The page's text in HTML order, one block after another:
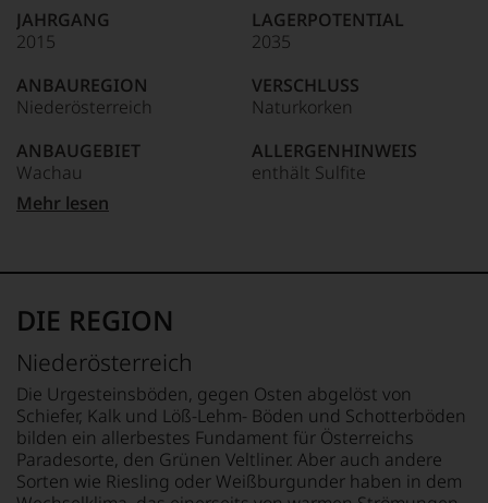
Unter 85 Punkte:
kaum
ein
Das
dokumentieren
auch
und
gerade
mit
Medaillen
Weinjournalisten
Fachpublikationen
unseren
Aussendungen
oder
in
unserem
JAHRGANG
2015
ANBAUREGION
Niederösterreich
ANBAUGEBIET
Wachau
APPELLATION
QUALITÄTSSTUFE
100% Riesling
BIO KENNZEICHNUNG
HÄNDLER
DE-ÖKO-006
LAGERPOTENTIAL
2035
VERSCHLUSS
Naturkorken
ALLERGENHINWEIS
enthält Sulfite
GmbH&Co KG, 3512
Österreich
FLASCHENGRÖSSE
0,75 L
Mehr lesen
DIE REGION
Niederösterreich
Die Urgesteinsböden, gegen Osten abgelöst von
Schiefer, Kalk und Löß-Lehm- Böden und Schotterböden
bilden ein allerbestes Fundament für Österreichs
Paradesorte, den Grünen Veltliner. Aber auch andere
Sorten wie Riesling oder Weißburgunder haben in dem